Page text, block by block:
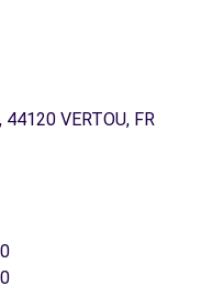
44120 VERTOU, FR